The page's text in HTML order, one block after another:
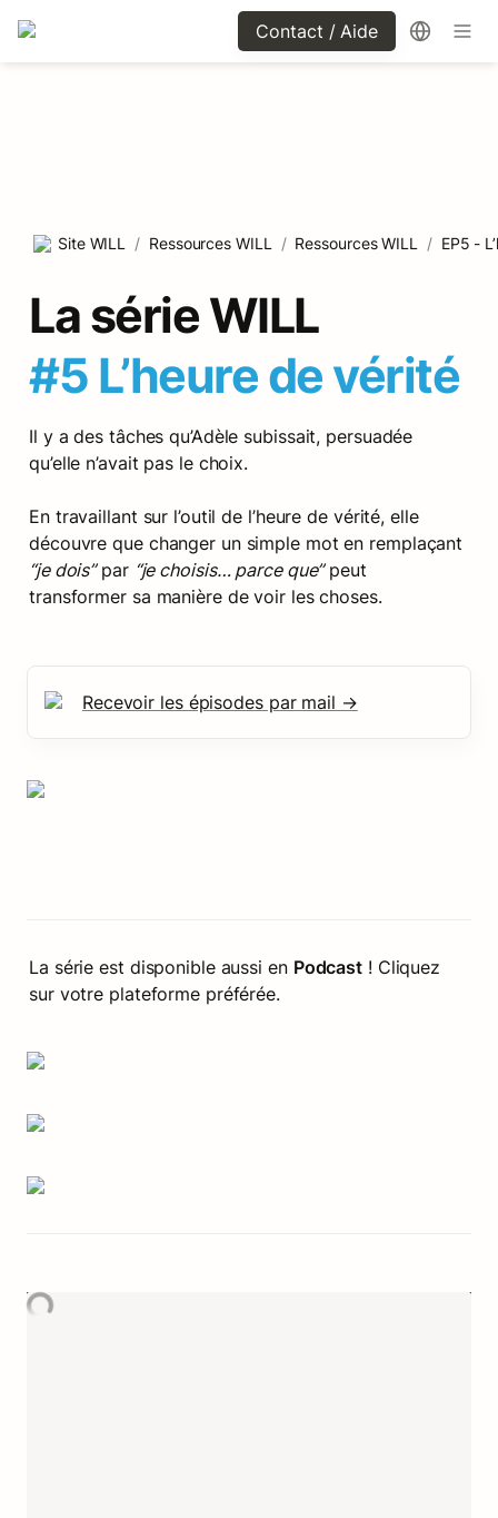
Contact / Aide
Site WILL / Ressources WILL / Ressources WILL / EP5 -
La série WILL
#5 L’heure de vérité
Il y a des tâches qu’Adèle subissait, persuadée
qu’elle n’avait pas le choix.
En travaillant sur l’outil de l’heure de vérité, elle
“je dois” par “je choisis… parce que” peut
transformer sa manière de voir les choses.
Recevoir les épisodes par mail →
La série est disponible aussi en Podcast ! Cliquez
sur votre plateforme préférée.